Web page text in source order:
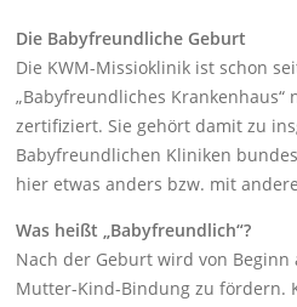
Die Babyfreundliche Geburt
Die KWM-Missioklinik ist schon
„Babyfreundliches Krankenhaus“
zertifiziert. Sie gehört damit zu
Babyfreundlichen Kliniken
hier etwas anders bzw. mit
Was heißt „Babyfreundlich“?
Nach der Geburt wird von
Mutter-Kind-Bindung zu fördern.